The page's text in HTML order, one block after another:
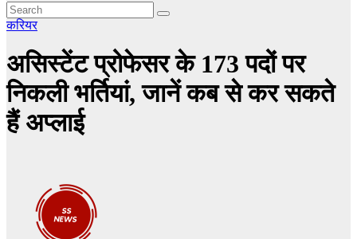
करियर
असिस्टेंट प्रोफेसर के 173 पदों पर
निकली भर्तियां, जानें कब से कर सकते
हैं अप्लाई